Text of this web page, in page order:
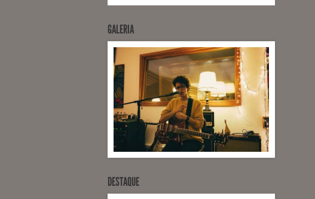
GALERIA
DESTAQUE